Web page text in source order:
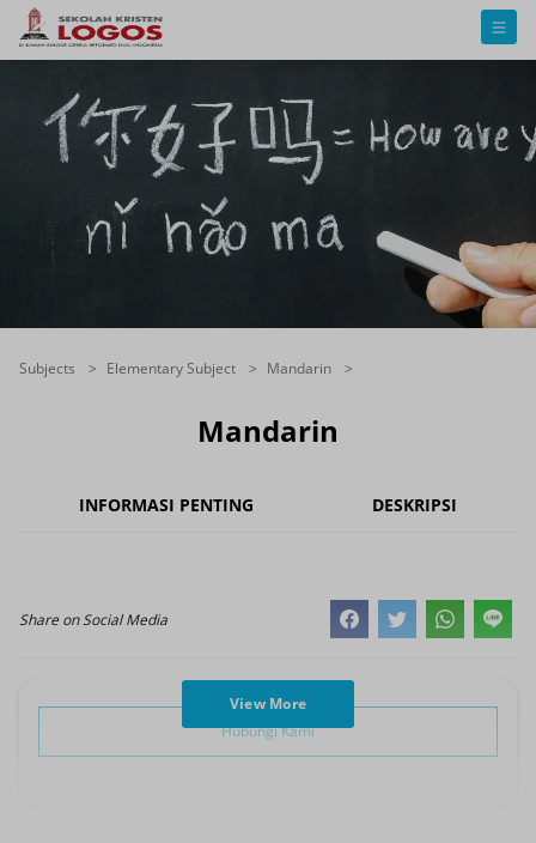
Subjects Elementary Subject Mandarin
Mandarin
INFORMASI PENTING DESKRIPSI
Share on Social Media
Hubungi Kami
View More